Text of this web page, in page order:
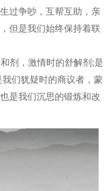
过争吵，互帮互助，亲
但是我们始终保持着联
剂，激情时的舒解剂;是
们犹疑时的商议者，蒙
是我们沉思的锻炼和改